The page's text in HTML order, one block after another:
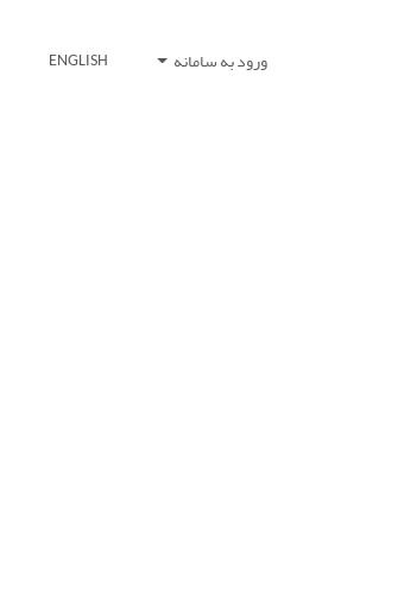
ورود به سامانه ENGLISH